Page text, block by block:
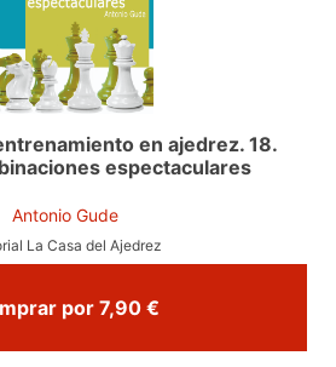
en ajedrez. 18.
espectaculares
Antonio Gude
La Casa del Ajedrez
Comprar por 7,90 €